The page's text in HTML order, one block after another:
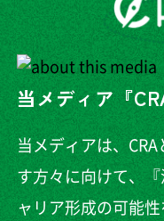
当メディア『
当メディアは、
す方々に向けて、
ャリア形成の可能